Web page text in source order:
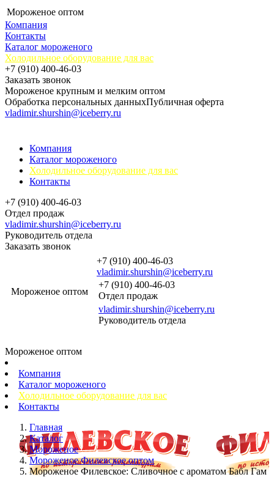
Мороженое оптом
Компания
Контакты
Каталог мороженого
Холодильное оборудование для вас
+7 (910) 400-46-03
Заказать звонок
Мороженое крупным и мелким оптом
Обработка персональных данныхПубличная оферта
vladimir.shurshin@iceberry.ru
Компания
Каталог мороженого
Холодильное оборудование для вас
Контакты
+7 (910) 400-46-03
Отдел продаж
vladimir.shurshin@iceberry.ru
Руководитель отдела
Заказать звонок
Мороженое оптом
+7 (910) 400-46-03
vladimir.shurshin@iceberry.ru
+7 (910) 400-46-03
Отдел продаж
vladimir.shurshin@iceberry.ru
Руководитель отдела
Мороженое оптом
Компания
Каталог мороженого
Холодильное оборудование для вас
Контакты
Главная
Каталог
Мороженое
Мороженое Филевское оптом
Мороженое Филевское: Сливочное с ароматом Бабл Гам